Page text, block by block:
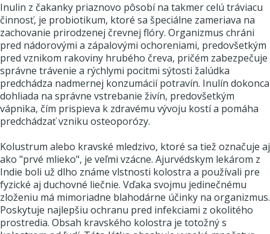
Inulin z čakanky priaznovo pôsobí na takmer celú tráviacu
činnosť, je probiotikum, ktoré sa špeciálne zameriava na
zachovanie prirodzenej črevnej flóry. Organizmus chráni
pred nádorovými a zápalovými ochoreniami, predovšetkým
pred vznikom rakoviny hrubého čreva, pričém zabezpečuje
správne trávenie a rýchlymi pocitmi sýtosti žalúdka
predchádza nadmernej konzumácií potravín. Inulín dokonca
dohliada na správne vstrebanie živín, predovšetkým
vápnika, čím prispieva k zdravému vývoju kostí a pomáha
predchádzať vzniku osteoporózy.
Kolustrum alebo kravské mledzivo, ktoré sa tiež označuje aj
ako "prvé mlieko", je veľmi vzácne. Ajurvédskym lekárom z
Indie boli už dlho známe vlstnosti kolostra a používali pre
fyzické aj duchovné liečnie. Vďaka svojmu jedinečnému
zloženiu má mimoriadne blahodárne účinky na organizmus.
Poskytuje najlepšiu ochranu pred infekciami z okolitého
prostredia. Obsah kravského kolostra je totožný s